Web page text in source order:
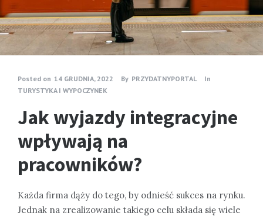
Posted on 14 GRUDNIA, 2022 By PRZYDATNYPORTAL
In
TURYSTYKA I WYPOCZYNEK
Jak wyjazdy integracyjne
wpływają na
pracowników?
Każda firma dąży do tego, by odnieść sukces na rynku.
Jednak na zrealizowanie takiego celu składa się wiele